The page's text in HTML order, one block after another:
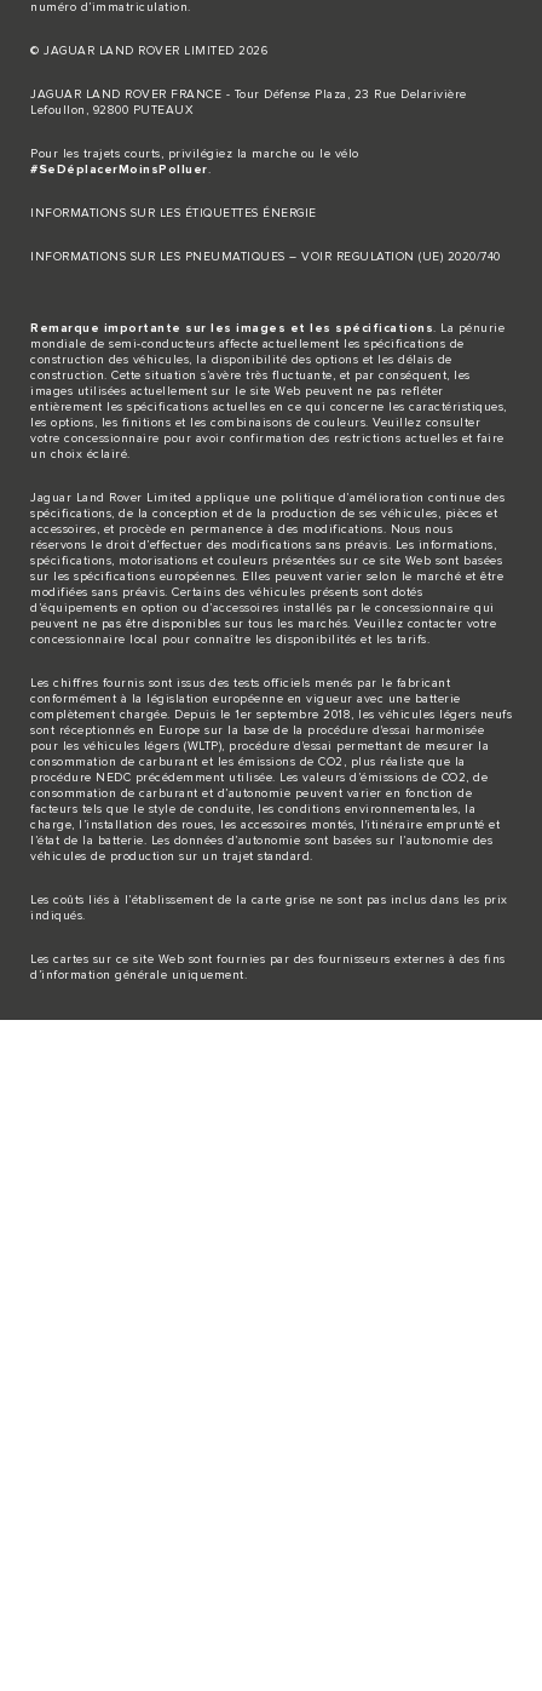
numéro d’immatriculation.
© JAGUAR LAND ROVER LIMITED 2026
JAGUAR LAND ROVER FRANCE - Tour Défense Plaza, 23 Rue Delarivière
Lefoullon, 92800 PUTEAUX
Pour les trajets courts, privilégiez la marche ou le vélo
#SeDéplacerMoinsPolluer.
INFORMATIONS SUR LES ÉTIQUETTES ÉNERGIE
INFORMATIONS SUR LES PNEUMATIQUES – VOIR REGULATION (UE) 2020/740
Remarque importante sur les images et les spécifications. La pénurie
mondiale de semi-conducteurs affecte actuellement les spécifications de
construction des véhicules, la disponibilité des options et les délais de
construction. Cette situation s’avère très fluctuante, et par conséquent, les
images utilisées actuellement sur le site Web peuvent ne pas refléter
entièrement les spécifications actuelles en ce qui concerne les caractéristiques,
les options, les finitions et les combinaisons de couleurs. Veuillez consulter
votre concessionnaire pour avoir confirmation des restrictions actuelles et faire
un choix éclairé.
Jaguar Land Rover Limited applique une politique d’amélioration continue des
spécifications, de la conception et de la production de ses véhicules, pièces et
accessoires, et procède en permanence à des modifications. Nous nous
réservons le droit d’effectuer des modifications sans préavis. Les informations,
spécifications, motorisations et couleurs présentées sur ce site Web sont basées
sur les spécifications européennes. Elles peuvent varier selon le marché et être
modifiées sans préavis. Certains des véhicules présents sont dotés
d’équipements en option ou d’accessoires installés par le concessionnaire qui
peuvent ne pas être disponibles sur tous les marchés. Veuillez contacter votre
concessionnaire local pour connaître les disponibilités et les tarifs.
Les chiffres fournis sont issus des tests officiels menés par le fabricant
conformément à la législation européenne en vigueur avec une batterie
complètement chargée. Depuis le 1er septembre 2018, les véhicules légers neufs
sont réceptionnés en Europe sur la base de la procédure d'essai harmonisée
pour les véhicules légers (WLTP), procédure d'essai permettant de mesurer la
consommation de carburant et les émissions de CO2, plus réaliste que la
procédure NEDC précédemment utilisée. Les valeurs d’émissions de CO2, de
consommation de carburant et d’autonomie peuvent varier en fonction de
facteurs tels que le style de conduite, les conditions environnementales, la
charge, l’installation des roues, les accessoires montés, l'itinéraire emprunté et
l’état de la batterie. Les données d’autonomie sont basées sur l’autonomie des
véhicules de production sur un trajet standard.
Les coûts liés à l’établissement de la carte grise ne sont pas inclus dans les prix
indiqués.
Les cartes sur ce site Web sont fournies par des fournisseurs externes à des fins
d’information générale uniquement.